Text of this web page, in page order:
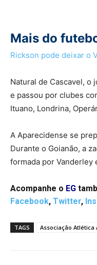
Mais do
Rickson pode deixar o
Natural de Cascavel, o
e passou por clubes
Ituano, Londrina,
A Aparecidense se
Durante o Goianão, a
formada por Vanderley
Acompanhe o EG
Facebook, Twitter,
TAGS Associação Atlética